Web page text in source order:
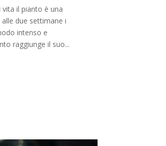
il pianto è una
due settimane i
intenso e
raggiunge il suo...